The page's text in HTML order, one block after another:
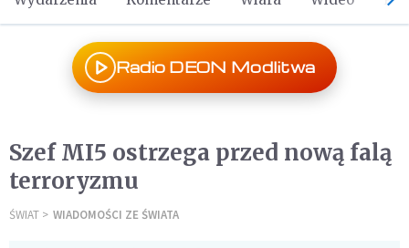
Radio DEON Modlitwa
Szef MI5 ostrzega przed nową falą
terroryzmu
ŚWIAT WIADOMOŚCI ZE ŚWIATA